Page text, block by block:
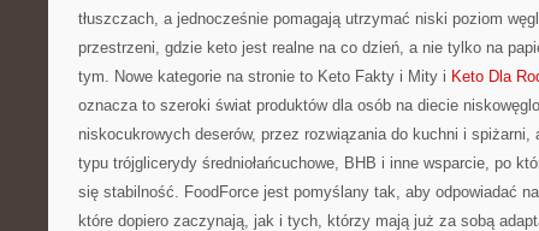
tłuszczach, a jednocześnie pomagają utrzymać niski poziom
przestrzeni, gdzie keto jest realne na co dzień, a nie tylko na
tym. Nowe kategorie na stronie to Keto Fakty i Mity i Keto Dla
oznacza to szeroki świat produktów dla osób na diecie
niskocukrowych deserów, przez rozwiązania do kuchni i spiżarni,
typu trójglicerydy średniołańcuchowe, BHB i inne wsparcie, po
się stabilność. FoodForce jest pomyślany tak, aby odpowiadać
które dopiero zaczynają, jak i tych, którzy mają już za sobą